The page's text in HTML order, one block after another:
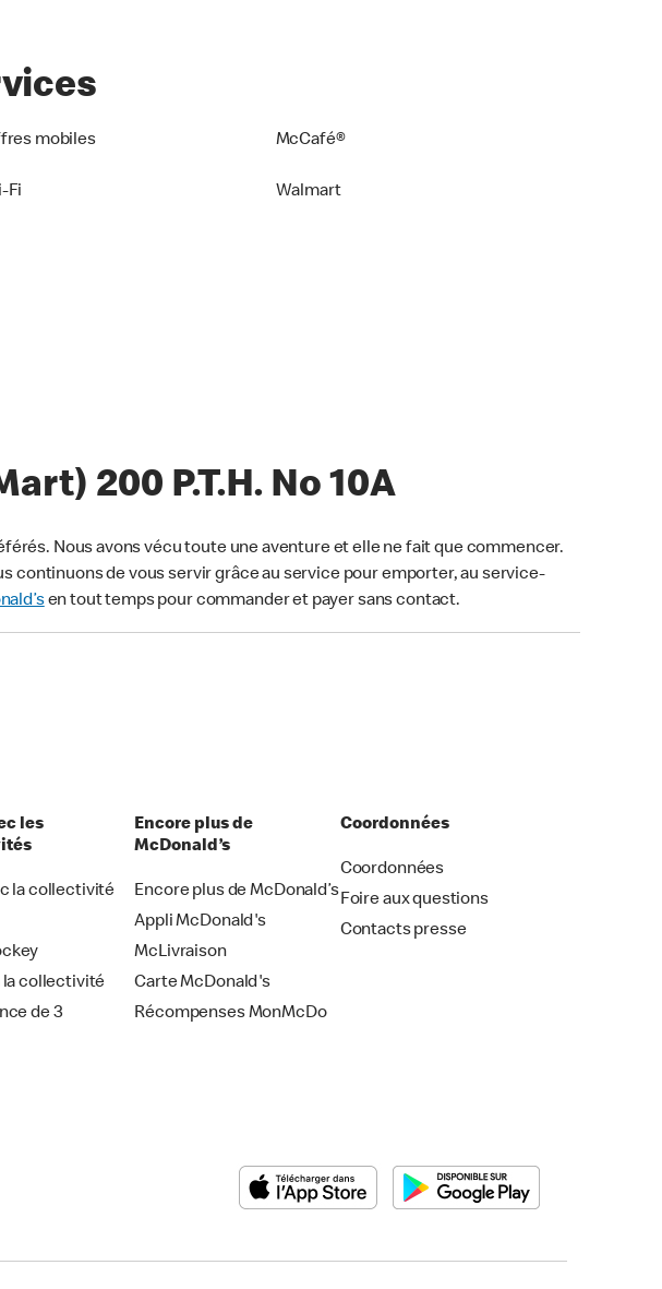
mobiles McCafé®
Fi Walmart
200 P.T.H. No 10A
Nous avons vécu toute une aventure et elle ne fait que commencer.
continuons de vous servir grâce au service pour emporter, au service-
en tout temps pour commander et payer sans contact.
les
la collectivité
la collectivité
de 3
Encore plus de
McDonald’s
Encore plus de McDonald’s
Appli McDonald's
McLivraison
Carte McDonald's
Récompenses MonMcDo
Coordonnées
Coordonnées
Foire aux questions
Contacts presse